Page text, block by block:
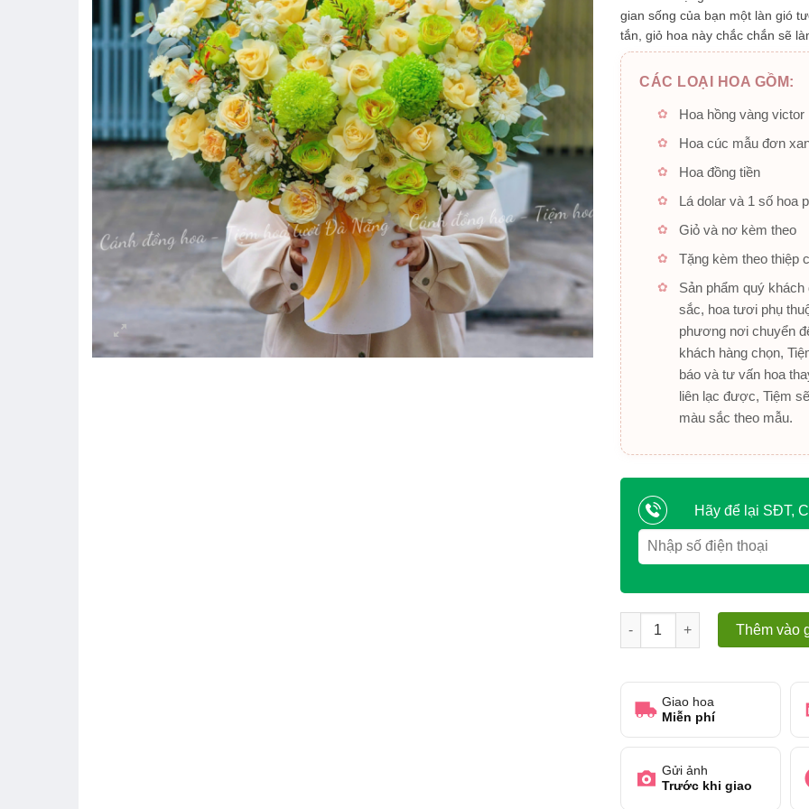
gian sống của bạn một làn gió
tắn, giỏ hoa này chắc chắn sẽ
CÁC LOẠI HOA GỒM:
Hoa hồng vàng victor
Hoa cúc mẫu đơn
Hoa đồng tiền
Lá dolar và 1 số hoa
Giỏ và nơ kèm theo
Tặng kèm theo thiệp
Sản phẩm quý
sắc, hoa tươi phụ
phương nơi chuyển
khách hàng chọn,
báo và tư vấn hoa
liên lạc được, Tiệm
màu sắc theo mẫu.
Hãy để lại SĐT,
Rạng rỡ muôn màu số lượng
Thêm vào
Giao hoa
Miễn phí
Gửi ảnh
Trước khi giao